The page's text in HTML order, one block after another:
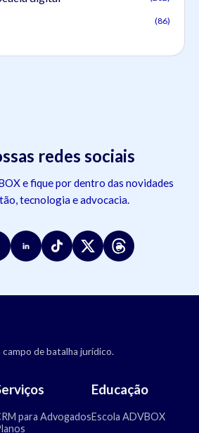
(86)
redes sociais
e fique por dentro das novidades
tecnologia e advocacia.
campo de batalha jurídico.
para Advogados
Educação
Escola ADVBOX